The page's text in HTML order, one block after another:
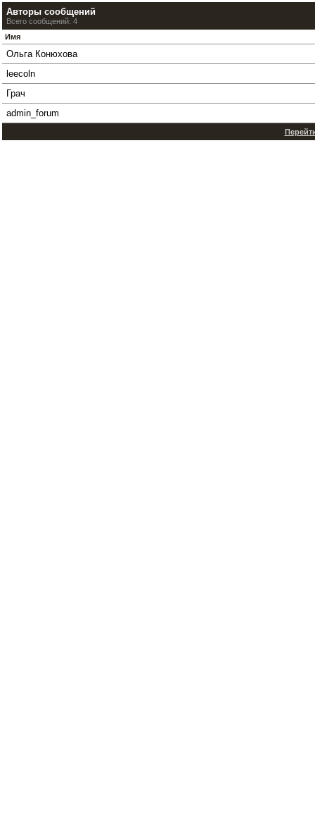
Авторы сообщений
Всего сообщений: 4
Имя
Ольга Конюхова
leecoln
Грач
admin_forum